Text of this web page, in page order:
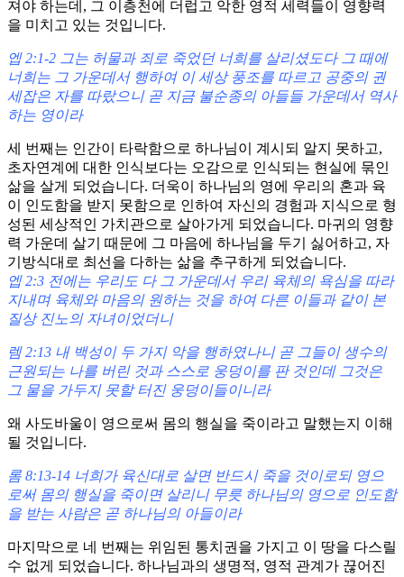
져야 하는데, 그 이층천에 더럽고 악한 영적 세력들이 영향력
을 미치고 있는 것입니다.
엡 2:1-2 그는 허물과 죄로 죽었던 너희를 살리셨도다 그 때에
너희는 그 가운데서 행하여 이 세상 풍조를 따르고 공중의 권
세잡은 자를 따랐으니 곧 지금 불순종의 아들들 가운데서 역사
하는 영이라
세 번째는 인간이 타락함으로 하나님이 계시되 알지 못하고,
초자연계에 대한 인식보다는 오감으로 인식되는 현실에 묶인
삶을 살게 되었습니다. 더욱이 하나님의 영에 우리의 혼과 육
이 인도함을 받지 못함으로 인하여 자신의 경험과 지식으로 형
성된 세상적인 가치관으로 살아가게 되었습니다. 마귀의 영향
력 가운데 살기 때문에 그 마음에 하나님을 두기 싫어하고, 자
기방식대로 최선을 다하는 삶을 추구하게 되었습니다.
엡 2:3 전에는 우리도 다 그 가운데서 우리 육체의 욕심을 따라
지내며 육체와 마음의 원하는 것을 하여 다른 이들과 같이 본
질상 진노의 자녀이었더니
렘 2:13 내 백성이 두 가지 악을 행하였나니 곧 그들이 생수의
근원되는 나를 버린 것과 스스로 웅덩이를 판 것인데 그것은
그 물을 가두지 못할 터진 웅덩이들이니라
왜 사도바울이 영으로써 몸의 행실을 죽이라고 말했는지 이해
될 것입니다.
롬 8:13-14 너희가 육신대로 살면 반드시 죽을 것이로되 영으
로써 몸의 행실을 죽이면 살리니 무릇 하나님의 영으로 인도함
을 받는 사람은 곧 하나님의 아들이라
마지막으로 네 번째는 위임된 통치권을 가지고 이 땅을 다스릴
수 없게 되었습니다. 하나님과의 생명적, 영적 관계가 끊어진